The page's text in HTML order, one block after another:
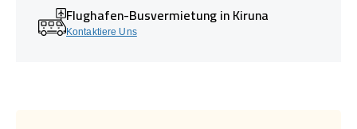
Flughafen-Busvermietung in Kiruna
Kontaktiere Uns